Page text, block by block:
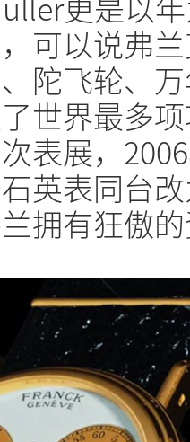
可以说弗
陀飞轮、
世界最多
表展，
英表同台
拥有狂傲